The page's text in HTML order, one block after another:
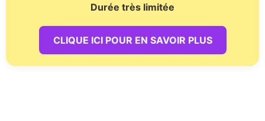
Durée très limitée
CLIQUE ICI POUR EN SAVOIR PLUS